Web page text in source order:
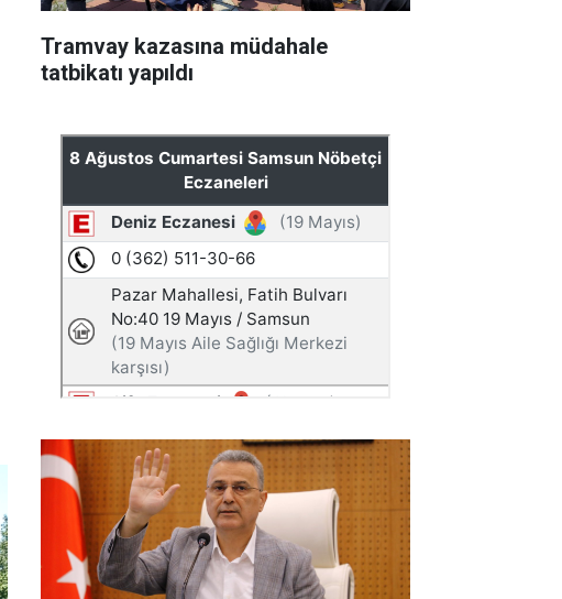
Tramvay kazasına müdahale
tatbikatı yapıldı